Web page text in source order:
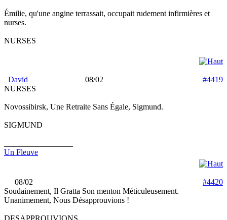
Émilie, qu'une angine terrassait, occupait rudement infirmières et
nurses.
NURSES
David 08/02
#4419
NURSES
Novossibirsk, Une Retraite Sans Égale, Sigmund.
SIGMUND
Un Fleuve
08/02
#4420
Soudainement, Il Gratta Son menton Méticuleusement.
Unanimement, Nous Désapprouvions !
DESAPPROUVIONS